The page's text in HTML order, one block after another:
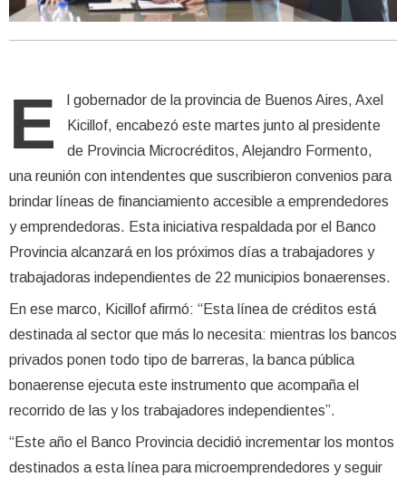
E
l gobernador de la provincia de Buenos Aires, Axel
Kicillof, encabezó este martes junto al presidente
de Provincia Microcréditos, Alejandro Formento,
una reunión con intendentes que suscribieron convenios para
brindar líneas de financiamiento accesible a emprendedores
y emprendedoras. Esta iniciativa respaldada por el Banco
Provincia alcanzará en los próximos días a trabajadores y
trabajadoras independientes de 22 municipios bonaerenses.
En ese marco, Kicillof afirmó: “Esta línea de créditos está
destinada al sector que más lo necesita: mientras los bancos
privados ponen todo tipo de barreras, la banca pública
bonaerense ejecuta este instrumento que acompaña el
recorrido de las y los trabajadores independientes”.
“Este año el Banco Provincia decidió incrementar los montos
destinados a esta línea para microemprendedores y seguir